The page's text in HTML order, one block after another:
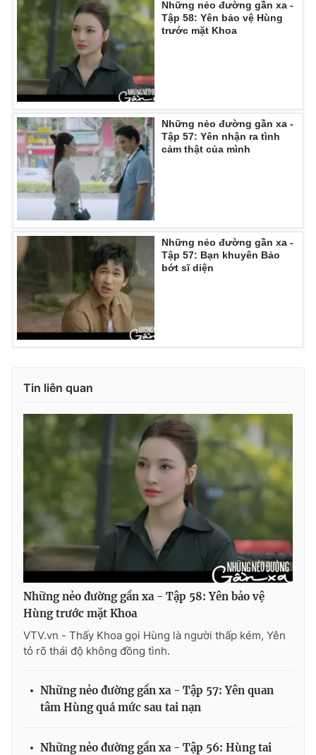
Những nẻo đường gần xa -
Tập 58: Yên bảo vệ Hùng
trước mặt Khoa
Những nẻo đường gần xa -
Tập 57: Yên nhận ra tình
cảm thật của mình
Những nẻo đường gần xa -
Tập 57: Bạn khuyên Bảo
bớt sĩ diện
Tin liên quan
Những nẻo đường gần xa - Tập 58: Yên bảo vệ
Hùng trước mặt Khoa
VTV.vn - Thấy Khoa gọi Hùng là người thấp kém, Yên
tỏ rõ thái độ không đồng tình.
Những nẻo đường gần xa - Tập 57: Yên quan
tâm Hùng quá mức sau tai nạn
Những nẻo đường gần xa - Tập 56: Hùng tai